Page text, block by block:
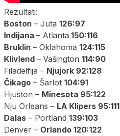
Rezultati:
Boston – Juta 126:97
Indijana – Atlanta 150:116
Bruklin – Oklahoma 124:115
Klivlend – Vašington 114:90
Filadelfija – Njujork 92:128
Čikago – Šarlot 104:91
Hjuston – Minesota 95:122
Nju Orleans – LA Klipers 95:111
Dalas – Portland 139:103
Denver – Orlando 120:122